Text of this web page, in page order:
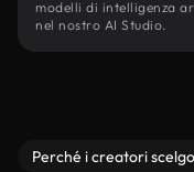
modelli di intelligenza
nel nostro AI Studio.
Perché i creatori